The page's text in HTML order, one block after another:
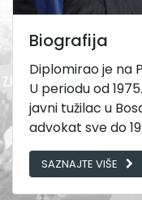
Biografija
Diplomirao je na
U periodu od
javni tužilac u
advokat sve do
SAZNAJTE VIŠE